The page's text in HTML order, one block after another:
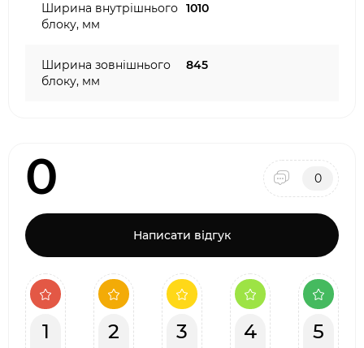
Ширина внутрішнього
блоку, мм
1010
Ширина зовнішнього
блоку, мм
845
0 0
Написати відгук
1 2 3 4 5